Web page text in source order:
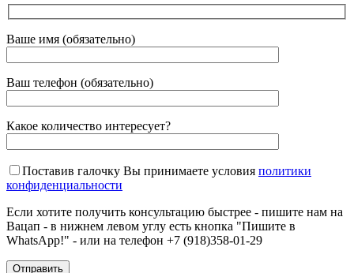
Ваше имя (обязательно)
Ваш телефон (обязательно)
Какое количество интересует?
Поставив галочку Вы принимаете условия политики
конфиденциальности
Если хотите получить консультацию быстрее - пишите нам на
Вацап - в нижнем левом углу есть кнопка "Пишите в
WhatsApp!" - или на телефон +7 (918)358-01-29